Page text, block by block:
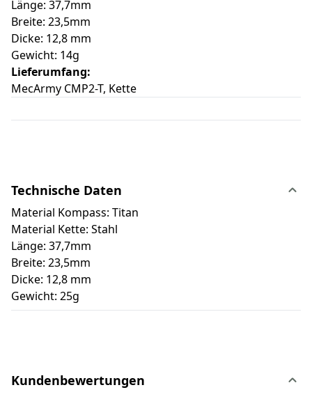
Länge: 37,7mm
Breite: 23,5mm
Dicke: 12,8 mm
Gewicht: 14g
Lieferumfang:
MecArmy CMP2-T, Kette
Technische Daten
Material Kompass: Titan
Material Kette: Stahl
Länge: 37,7mm
Breite: 23,5mm
Dicke: 12,8 mm
Gewicht: 25g
Kundenbewertungen